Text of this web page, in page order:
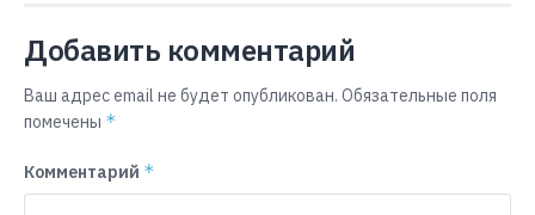
Добавить комментарий
Ваш адрес email не будет опубликован. Обязательные поля
помечены *
Комментарий *